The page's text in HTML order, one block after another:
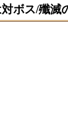
ボス/殲滅